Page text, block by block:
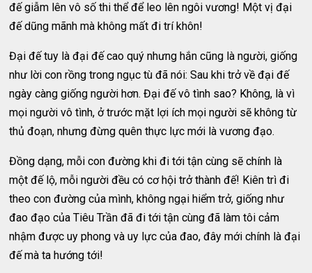
đế giẫm lên vô số thi thể để leo lên ngôi vương! Một vị đại
đế dũng mãnh mà không mất đi trí khôn!
Đại đế tuy là đại đế cao quý nhưng hắn cũng là người, giống
như lời con rồng trong ngục tù đã nói: Sau khi trở về đại đế
ngày càng giống người hơn. Đại đế vô tình sao? Không, là vì
mọi người vô tình, ở trước mặt lợi ích mọi người sẽ không từ
thủ đoạn, nhưng đừng quên thực lực mới là vương đạo.
Đồng dạng, mỗi con đường khi đi tới tận cùng sẽ chính là
một đế lộ, mỗi người đều có cơ hội trở thành đế! Kiên trì đi
theo con đường của mình, không ngại hiểm trở, giống như
đao đạo của Tiêu Trần đã đi tới tận cùng đã làm tôi cảm
nhậm được uy phong và uy lực của đao, đây mới chính là đại
đế mà ta hướng tới!